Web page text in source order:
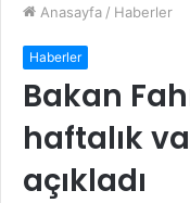
Anasayfa / Haberler
Haberler
Bakan
haftalık
açıkladı